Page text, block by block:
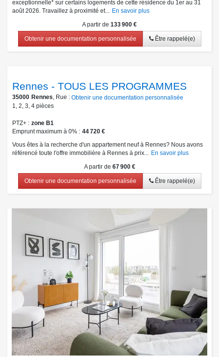
exceptionnelle* sur certains logements de cette résidence du 1er au 31
août 2026. Travaillez à proximité et... En savoir plus
A partir de 133 900 €
Obtenir une documentation personnalisée Être rappelé(e)
Rennes - TOUS LES PROGRAMMES
35000 Rennes, Rue : Obtenir une documentation personnalisée
1, 2, 3, 4 pièces
PTZ+
zone B1
Emprunt maximum à 0%
44 720 €
Vous êtes à la recherche d'un appartement neuf à Rennes? Nous avons
référencé toute l'offre immobilière à Rennes à prix... En savoir plus
A partir de 67 900 €
Obtenir une documentation personnalisée Être rappelé(e)